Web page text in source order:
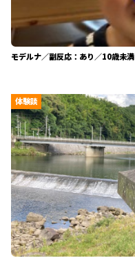
モデルナ／副反応：あり／10歳未満
体験談